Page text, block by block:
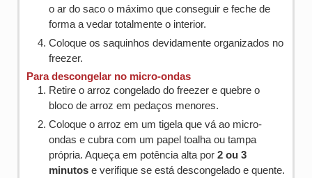
o ar do saco o máximo que conseguir e feche de
forma a vedar totalmente o interior.
Coloque os saquinhos devidamente organizados no
freezer.
Para descongelar no micro-ondas
Retire o arroz congelado do freezer e quebre o
bloco de arroz em pedaços menores.
Coloque o arroz em um tigela que vá ao micro-
ondas e cubra com um papel toalha ou tampa
própria. Aqueça em potência alta por2 ou 3
minutos e verifique se está descongelado e quente.